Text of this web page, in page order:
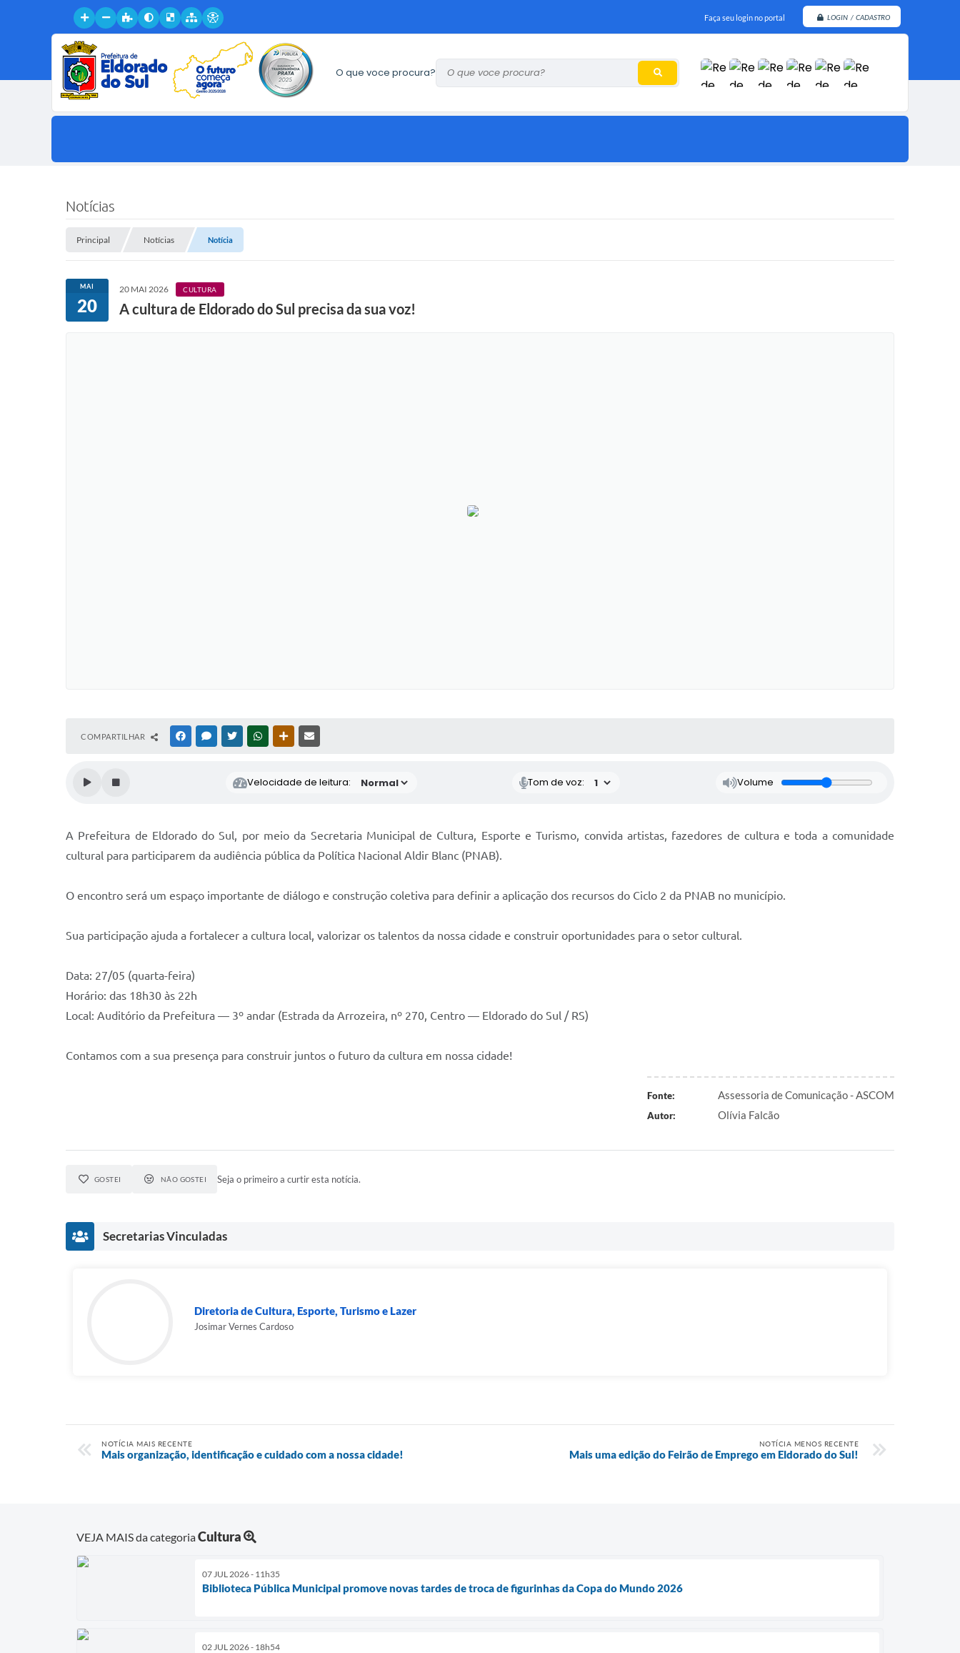
Faça seu login no portal LOGIN / CADASTRO
O que voce procura?
Notícias
Principal Notícias Notícia
MAI
20
20 MAI 2026 CULTURA
A cultura de Eldorado do Sul precisa da sua voz!
COMPARTILHAR FACEBOOKMESSENGER
TWITTERWHATSAPPOUTRAS MÍDIAS
Velocidade de leitura: Tom de voz: Volume
A Prefeitura de Eldorado do Sul, por meio da Secretaria Municipal de Cultura, Esporte e Turismo, convida artistas, fazedores de cultura e toda a comunidade
cultural para participarem da audiência pública da Política Nacional Aldir Blanc (PNAB).
O encontro será um espaço importante de diálogo e construção coletiva para definir a aplicação dos recursos do Ciclo 2 da PNAB no município.
Sua participação ajuda a fortalecer a cultura local, valorizar os talentos da nossa cidade e construir oportunidades para o setor cultural.
Data: 27/05 (quarta-feira)
Horário: das 18h30 às 22h
Local: Auditório da Prefeitura — 3º andar (Estrada da Arrozeira, nº 270, Centro — Eldorado do Sul / RS)
Contamos com a sua presença para construir juntos o futuro da cultura em nossa cidade!
Fonte: Assessoria de Comunicação - ASCOM
Autor: Olívia Falcão
GOSTEI NÃO GOSTEI Seja o primeiro a curtir esta notícia.
Secretarias Vinculadas
Diretoria de Cultura, Esporte, Turismo e Lazer
Josimar Vernes Cardoso
NOTÍCIA MAIS RECENTE
Mais organização, identificação e cuidado com a nossa cidade!
NOTÍCIA MENOS RECENTE
Mais uma edição do Feirão de Emprego em Eldorado do Sul!
VEJA MAIS da categoriaCultura
07 JUL 2026 - 11h35
Biblioteca Pública Municipal promove novas tardes de troca de figurinhas da Copa do Mundo 2026
02 JUL 2026 - 18h54